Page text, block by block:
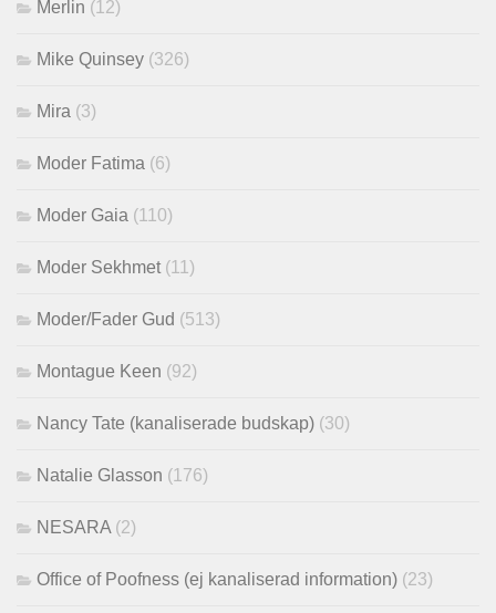
Merlin (12)
Mike Quinsey (326)
Mira (3)
Moder Fatima (6)
Moder Gaia (110)
Moder Sekhmet (11)
Moder/Fader Gud (513)
Montague Keen (92)
Nancy Tate (kanaliserade budskap) (30)
Natalie Glasson (176)
NESARA (2)
Office of Poofness (ej kanaliserad information) (23)